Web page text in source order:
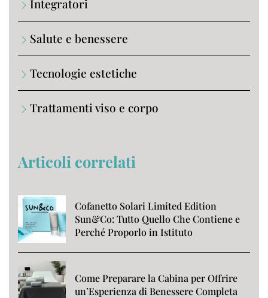
Integratori
Salute e benessere
Tecnologie estetiche
Trattamenti viso e corpo
Articoli correlati
Cofanetto Solari Limited Edition
Sun&Co: Tutto Quello Che Contiene e
Perché Proporlo in Istituto
Come Preparare la Cabina per Offrire
un’Esperienza di Benessere Completa